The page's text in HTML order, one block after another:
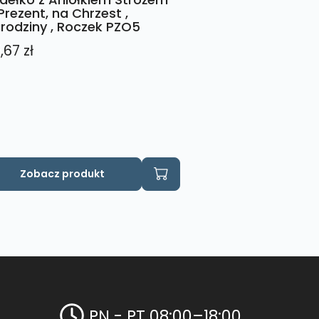
na Chrzest ,
, Roczek PZO5
zł
Zobacz produkt